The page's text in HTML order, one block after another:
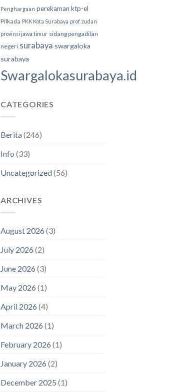
Penghargaan perekaman ktp-el
Pilkada PKK Kota Surabaya prof. zudan
provinsi jawa timur sidang pengadilan
negeri surabaya swargaloka
surabaya
Swargalokasurabaya.id
CATEGORIES
Berita(246)
Info (33)
Uncategorized(56)
ARCHIVES
August 2026 (3)
July 2026 (2)
June 2026 (3)
May 2026 (1)
April 2026 (4)
March 2026 (1)
February 2026 (1)
January 2026 (2)
December 2025 (1)